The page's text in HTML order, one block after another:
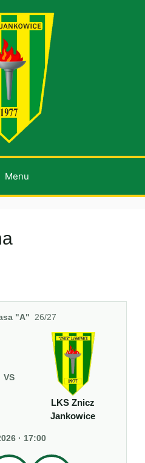
Menu
"A" 26/27
VS
LKS Znicz
Jankowice
· 17:00